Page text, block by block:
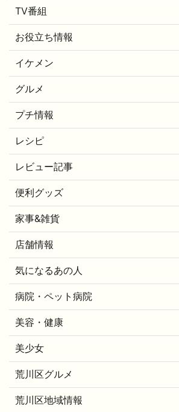
TV番組
お役立ち情報
イケメン
グルメ
プチ情報
レシピ
レビュー記事
便利グッズ
家事&雑貨
店舗情報
気になるあの人
病院・ペット病院
美容・健康
美少女
荒川区グルメ
荒川区地域情報